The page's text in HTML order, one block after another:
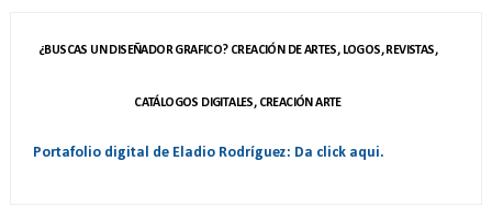
¿BUSCAS UN DISEÑADOR GRAFICO? CREACIÓN DE ARTES, LOGOS, REVISTAS,
CATÁLOGOS DIGITALES, CREACIÓN ARTE
Portafolio digital de Eladio Rodríguez: Da click aqui.